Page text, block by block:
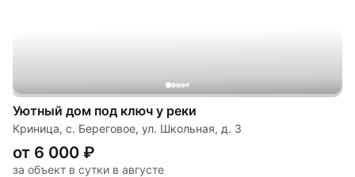
Уютный дом под ключ у реки
Криница, с. Береговое, ул. Школьная, д. 3
от 6 000 ₽
за объект в сутки в августе